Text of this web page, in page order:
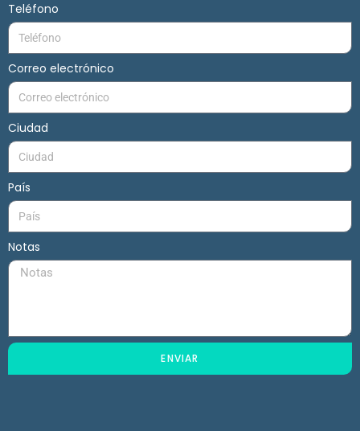
Teléfono
Correo electrónico
Ciudad
País
Notas
ENVIAR